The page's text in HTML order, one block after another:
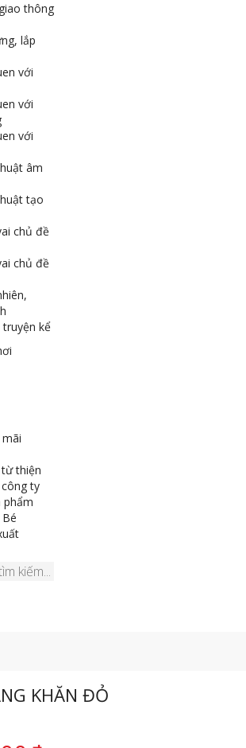
thông
lắp
với
với
với
âm
tạo
chủ đề
chủ đề
kể
thiện
ty
phẩm
KHĂN ĐỎ